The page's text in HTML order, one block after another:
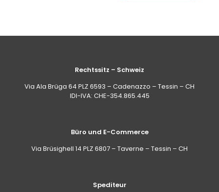
Rechtssitz – Schweiz
Via Ala Brüga 64 PLZ 6593 – Cadenazzo – Tessin – CH
IDI-IVA: CHE-354.865.445
Büro und E-Commerce
Via Brüsighell 14 PLZ 6807 – Taverne – Tessin – CH
Spediteur